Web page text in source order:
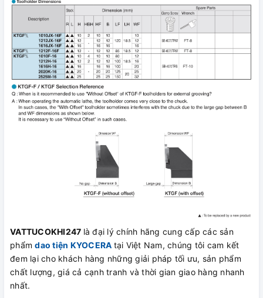
VATTUCOKHI247 là đại lý chính hãng cung cấp các sản
phẩmdao tiện KYOCERA tại Việt Nam, chúng tôi cam kết
đem lại cho khách hàng những giải pháp tối ưu, sản phẩm
chất lượng, giá cả cạnh tranh và thời gian giao hàng nhanh
nhất.